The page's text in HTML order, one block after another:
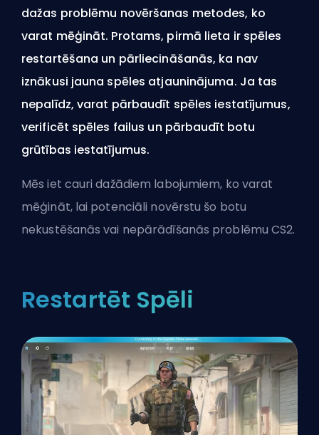
dažas problēmu novēršanas metodes, ko
varat mēģināt. Protams, pirmā lieta ir spēles
restartēšana un pārliecināšanās, ka nav
iznākusi jauna spēles atjauninājuma. Ja tas
nepalīdz, varat pārbaudīt spēles iestatījumus,
verificēt spēles failus un pārbaudīt botu
grūtības iestatījumus.
Mēs iet cauri dažādiem labojumiem, ko varat
mēģināt, lai potenciāli novērstu šo botu
nekustēšanās vai nepārādīšanās problēmu CS2.
Restartēt Spēli